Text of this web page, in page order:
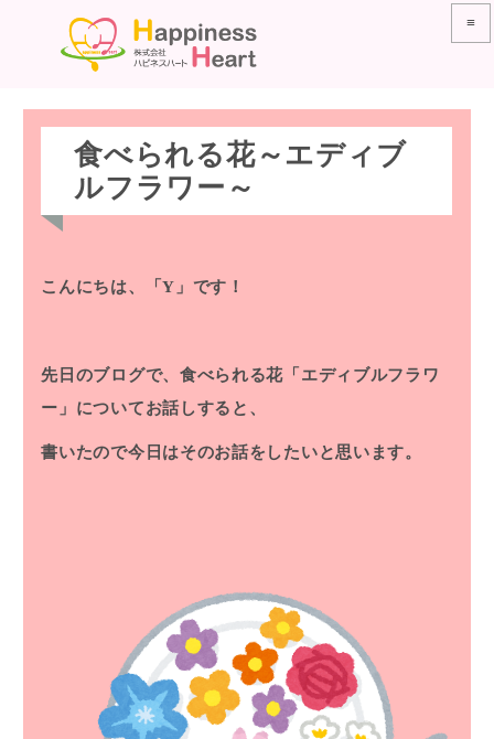
≡
食べられる花～エディブ
ルフラワー～
こんにちは、「Y」です！
先日のブログで、食べられる花「エディブルフラワ
ー」についてお話しすると、
書いたので今日はそのお話をしたいと思います。